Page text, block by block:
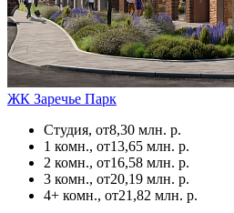
ЖК Заречье Парк
Студия, от8,30 млн. р.
1 комн., от13,65 млн. р.
2 комн., от16,58 млн. р.
3 комн., от20,19 млн. р.
4+ комн., от21,82 млн. р.